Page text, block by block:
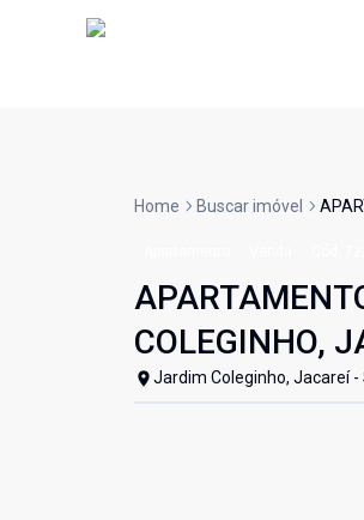
Home Buscar imóvel
COLEGINHO,
Jardim Coleginho, Jacareí -